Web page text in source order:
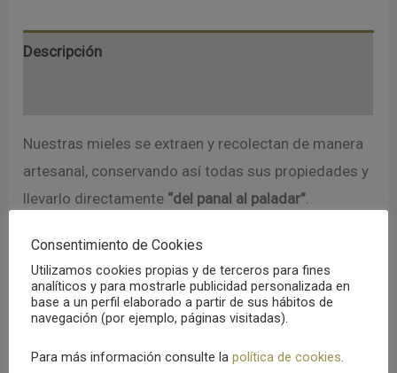
cantidad
Descripción
Nuestras mieles se extraen y recolectan de manera
artesanal, conservando así todas sus propiedades y
llevarlo directamente “del panal al paladar”.
Miel de eucalipto de Toledo 400gr
procedente de los montes de Toledo.
miel de eucalipto tiene color tostado. Indicada
para la garganta gracias a su composición rica en
Consentimiento de Cookies
Utilizamos cookies propias y de terceros para fines
analíticos y para mostrarle publicidad personalizada en
base a un perfil elaborado a partir de sus hábitos de
navegación (por ejemplo, páginas visitadas).
Para más información consulte la política de cookies.